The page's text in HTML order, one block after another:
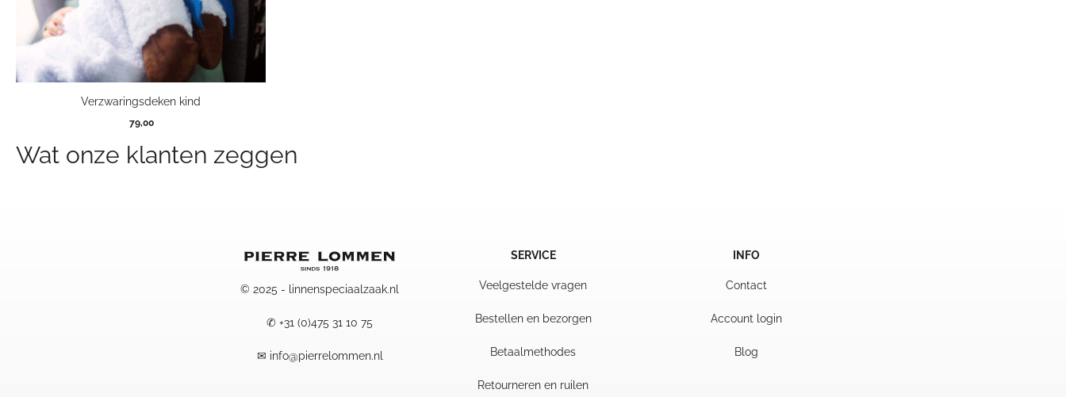
Verzwaringsdeken kind
79,00
Wat onze klanten zeggen
© 2025 - linnenspeciaalzaak.nl
✆ +31 (0)475 31 10 75
✉ info@pierrelommen.nl
SERVICE
Veelgestelde vragen
Bestellen en bezorgen
Betaalmethodes
Retourneren en ruilen
INFO
Contact
Account login
Blog